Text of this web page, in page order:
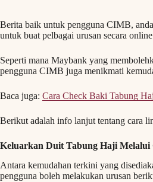
Berita baik untuk pengguna CIMB,
untuk buat pelbagai urusan secara
Seperti mana Maybank yang
pengguna CIMB juga menikmati
Baca juga: Cara Check Baki Tabung
Berikut adalah info lanjut tentang cara
Keluarkan Duit Tabung Haji
Antara kemudahan terkini yang
pengguna boleh melakukan urusan